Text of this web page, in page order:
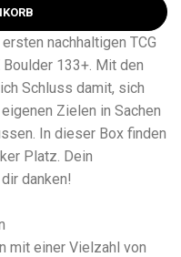
nachhaltigen TCG
Boulder 133+. Mit den
Schluss damit, sich
Zielen in Sachen
In dieser Box finden
Platz. Dein
danken!
mit einer Vielzahl von